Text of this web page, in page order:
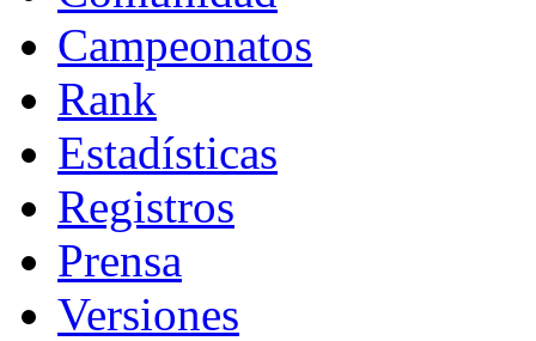
Campeonatos
Rank
Estadísticas
Registros
Prensa
Versiones